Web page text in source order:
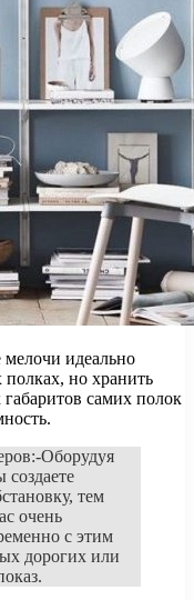
идеально
но хранить
самих полок
Оборудуя
тем
очень
с этим
дорогих или